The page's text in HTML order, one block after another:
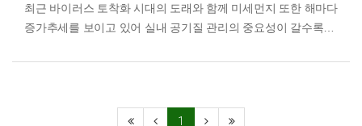
최근 바이러스 토착화 시대의 도래와 함께 미세먼지 또한 해마다
증가추세를 보이고 있어 실내 공기질 관리의 중요성이 갈수록
1